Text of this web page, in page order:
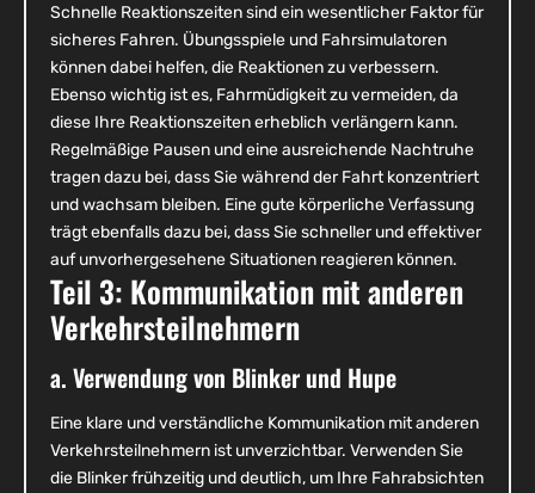
Schnelle Reaktionszeiten sind ein wesentlicher Faktor für
sicheres Fahren. Übungsspiele und Fahrsimulatoren
können dabei helfen, die Reaktionen zu verbessern.
Ebenso wichtig ist es, Fahrmüdigkeit zu vermeiden, da
diese Ihre Reaktionszeiten erheblich verlängern kann.
Regelmäßige Pausen und eine ausreichende Nachtruhe
tragen dazu bei, dass Sie während der Fahrt konzentriert
und wachsam bleiben. Eine gute körperliche Verfassung
trägt ebenfalls dazu bei, dass Sie schneller und effektiver
auf unvorhergesehene Situationen reagieren können.
Teil 3: Kommunikation mit anderen
Verkehrsteilnehmern
a. Verwendung von Blinker und Hupe
Eine klare und verständliche Kommunikation mit anderen
Verkehrsteilnehmern ist unverzichtbar. Verwenden Sie
die Blinker frühzeitig und deutlich, um Ihre Fahrabsichten